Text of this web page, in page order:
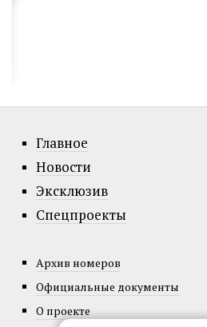
Главное
Новости
Эксклюзив
Спецпроекты
Архив номеров
Официальные документы
О проекте